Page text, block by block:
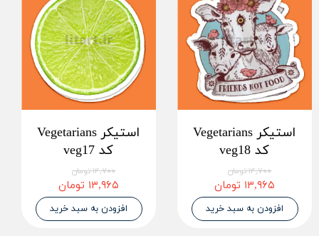
استیکر Vegetarians
کد veg18
۱۴,۷۰۰ تومان
۱۳,۹۶۵ تومان
افزودن به سبد خرید
استیکر Vegetarians
کد veg17
۱۴,۷۰۰ تومان
۱۳,۹۶۵ تومان
افزودن به سبد خرید